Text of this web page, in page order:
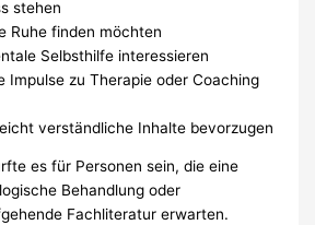
stehen
Ruhe finden möchten
Selbsthilfe interessieren
Impulse zu Therapie oder Coaching
verständliche Inhalte bevorzugen
es für Personen sein, die eine
Behandlung oder
Fachliteratur erwarten.